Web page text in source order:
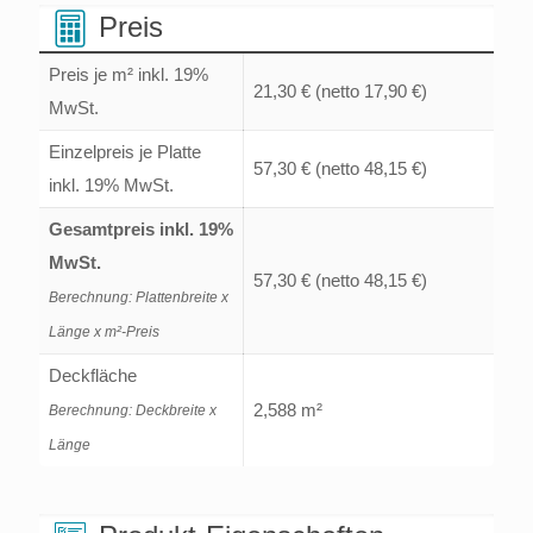
Preis
Preis je m² inkl. 19%
MwSt.
21,30 € (netto 17,90 €)
Einzelpreis je Platte
inkl. 19% MwSt.
57,30 € (netto 48,15 €)
Gesamtpreis inkl. 19%
MwSt.
Berechnung: Plattenbreite x
Länge x m²-Preis
57,30 € (netto 48,15 €)
Deckfläche
Berechnung: Deckbreite x
Länge
2,588 m²
Menge